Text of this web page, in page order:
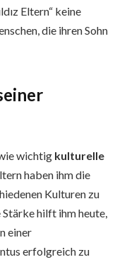
Eltern“ keine
die ihren Sohn
wichtig kulturelle
haben ihm die
Kulturen zu
hilft ihm heute,
einer
erfolgreich zu